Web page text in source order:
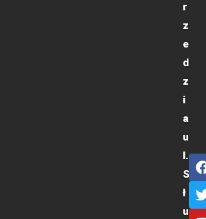
r
z
e
d
z
i
a
u
l.
S
ł
u